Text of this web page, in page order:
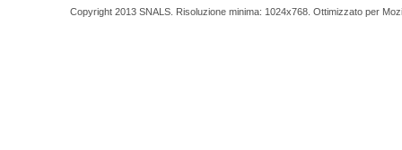
Copyright 2013 SNALS. Risoluzione minima: 1024x768. Ottimizzato per